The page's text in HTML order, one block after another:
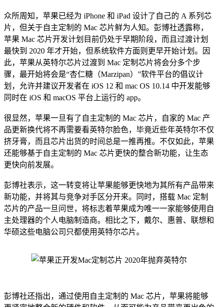
众所周知，苹果已经为 iPhone 和 iPad 设计了自己的 A 系列芯
片，但关于自主定制的 Mac 芯片鲜为人知。彭博社透露称，
苹果 Mac 芯片开发计划目前仍处于早期阶段，而且过渡计划
最快到 2020 年才开始，但系统软件方面则更早开始计划。因
此，苹果从英特尔芯片过渡到 Mac 定制芯片将会分多个步
骤，最开始将会是“杏仁糖（Marzipan）”软件平台的倡议计
划，允许并建议开发者在 iOS 12 和 mac OS 10.14 中开发能够
同时在 iOS 和 macOS 平台上运行的 app。
很显然，苹果一旦有了自主定制的 Mac 芯片，自家的 Mac 产
品更新换代将不再需要看英特尔脸色，毕竟近些年英特尔不仅
挤牙膏，而且芯片出货的时间总是一推再推。不仅如此，苹果
还能够基于自主定制的 Mac 芯片更快的整合新功能，让生态
更快向前发展。
彭博社表示，这一转变将让苹果能够更快地为其所有产品带来
新功能，并将其与竞争对手区分开来。同时，搭载 Mac 定制
芯片的产品一旦问世，将标志着苹果成为唯一一家能够使用自
主处理器的个人电脑制造商。相比之下，戴尔、惠普、联想和
华硕这些电脑公司只都使用英特尔芯片。
彭博社还指出，通过使用自主定制的 Mac 芯片，苹果将能够